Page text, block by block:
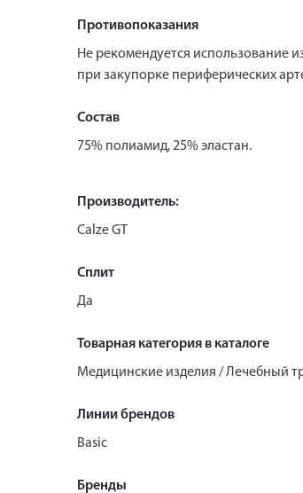
Противопоказания
Не рекомендуется использование
при закупорке периферических
Состав
75% полиамид, 25% эластан.
Производитель:
Calze GT
Сплит
Да
Товарная категория в каталоге
Медицинские изделия / Лечебный
Линии брендов
Basic
Бренды